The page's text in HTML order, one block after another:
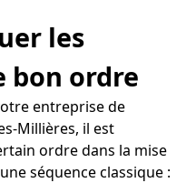
les
bon ordre
entreprise de
Millières, il est
ordre dans la mise
séquence classique :